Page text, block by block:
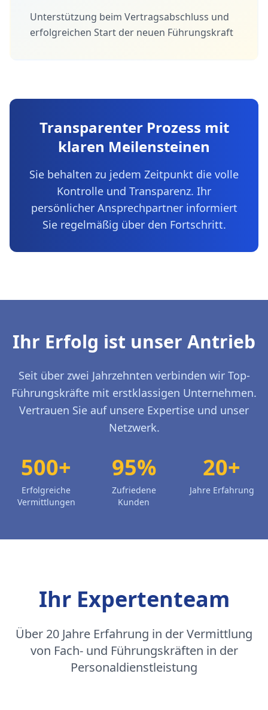
Unterstützung beim Vertragsabschluss und
erfolgreichen Start der neuen Führungskraft
Transparenter Prozess mit
klaren Meilensteinen
Sie behalten zu jedem Zeitpunkt die volle
Kontrolle und Transparenz. Ihr
persönlicher Ansprechpartner informiert
Sie regelmäßig über den Fortschritt.
Ihr Erfolg ist unser Antrieb
Seit über zwei Jahrzehnten verbinden wir Top-
Führungskräfte mit erstklassigen Unternehmen.
Vertrauen Sie auf unsere Expertise und unser
Netzwerk.
500+
Erfolgreiche
Vermittlungen
95%
Zufriedene
Kunden
20+
Jahre Erfahrung
Ihr Expertenteam
Über 20 Jahre Erfahrung in der Vermittlung
von Fach- und Führungskräften in der
Personaldienstleistung